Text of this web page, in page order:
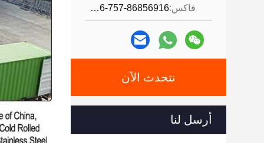
فاكس: 0086-757-86856916
نتحدث الآن
أرسل لنا